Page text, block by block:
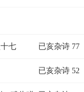
七 已亥杂诗 77
已亥杂诗 52